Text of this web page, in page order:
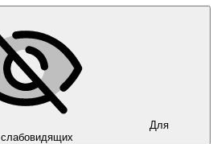
Для
слабовидящих